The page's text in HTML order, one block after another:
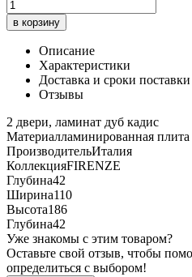
в корзину
Описание
Характеристики
Доставка и сроки поставки
Отзывы
2 двери, ламинат дуб кадис
Материалламинированная плита
ПроизводительИталия
КоллекцияFIRENZE
Глубина42
Ширина110
Высота186
Глубина42
Уже знакомы с этим товаром?
Оставьте свой отзыв, чтобы
определиться с выбором!